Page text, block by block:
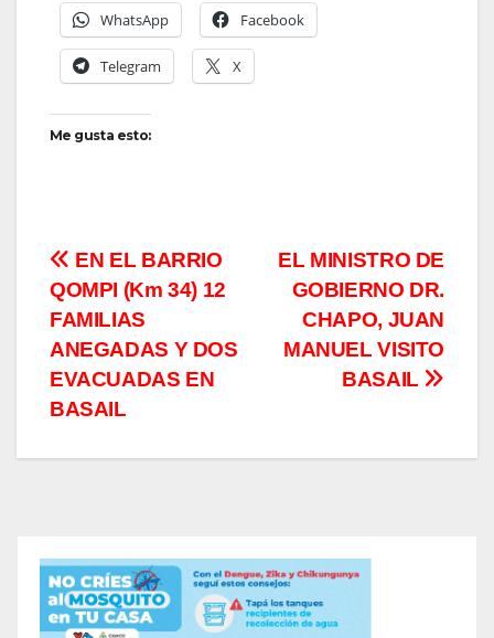
WhatsApp Facebook
Telegram X
Me gusta esto:
Navegación
de
entradas
EL MINISTRO DE
GOBIERNO DR.
CHAPO, JUAN
MANUEL VISITO
BASAIL
EN EL BARRIO
QOMPI (Km 34) 12
FAMILIAS
ANEGADAS Y DOS
EVACUADAS EN
BASAIL